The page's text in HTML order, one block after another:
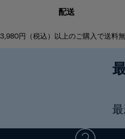
配送
3,980円（税込）以上のご購入で送料